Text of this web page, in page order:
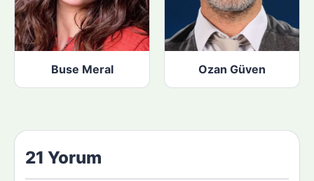
Buse Meral Ozan Güven
21 Yorum